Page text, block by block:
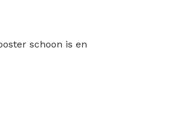
schoon is en